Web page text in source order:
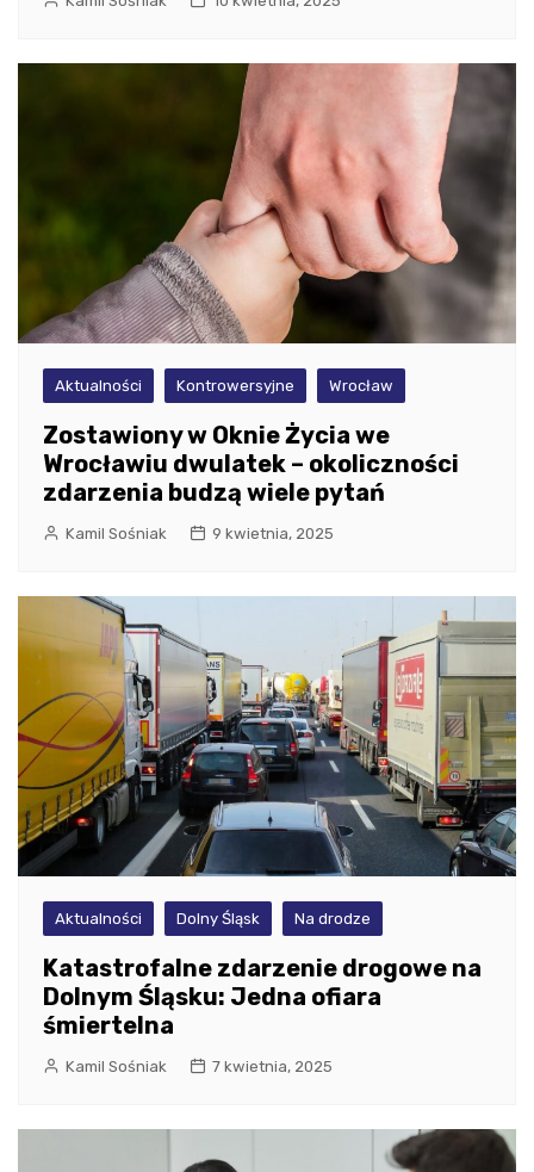
Aktualności Kontrowersyjne Wrocław
Zostawiony w Oknie Życia we
Wrocławiu dwulatek – okoliczności
zdarzenia budzą wiele pytań
Kamil Sośniak 9 kwietnia, 2025
Aktualności Dolny Śląsk Na drodze
Katastrofalne zdarzenie drogowe na
Dolnym Śląsku: Jedna ofiara
śmiertelna
Kamil Sośniak 7 kwietnia, 2025